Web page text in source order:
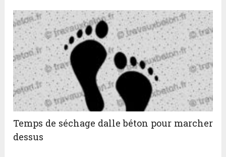
Temps de séchage dalle béton pour marcher
dessus